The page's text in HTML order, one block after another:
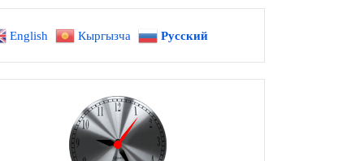
English Кыргызча Русский